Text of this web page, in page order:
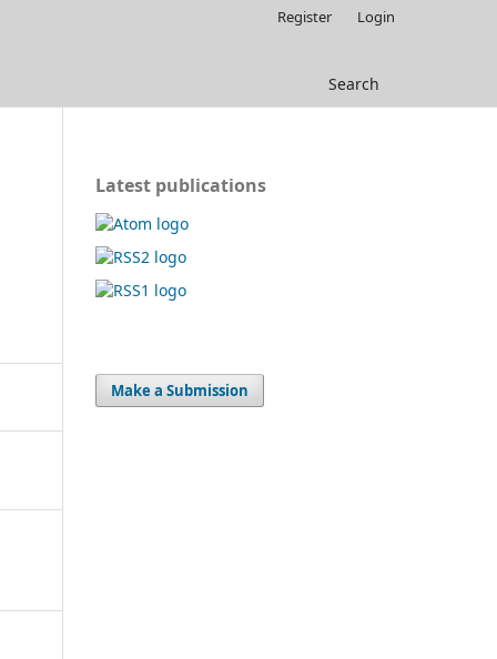
Search
Register Login
Latest publications
Make a Submission